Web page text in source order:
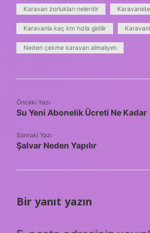
Karavan zorlukları nelerdir
Karavanla kaç km hızla gidilir
Neden çekme karavan almalıyım
Önceki Yazı
Su Yeni Abonelik Ücreti Ne Kadar
Sonraki Yazı
Şalvar Neden Yapılır
Bir yanıt yazın